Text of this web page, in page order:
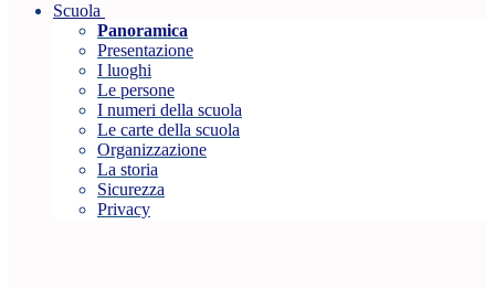
Scuola
Panoramica
Presentazione
I luoghi
Le persone
I numeri della scuola
Le carte della scuola
Organizzazione
La storia
Sicurezza
Privacy